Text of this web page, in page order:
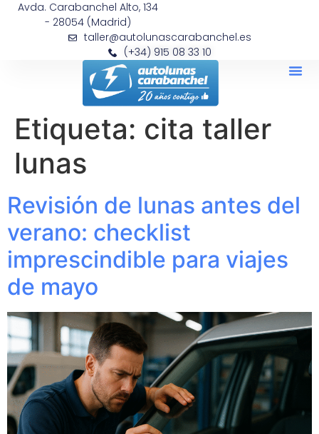
Avda. Carabanchel Alto, 134
- 28054 (Madrid)
taller@autolunascarabanchel.es
(+34) 915 08 33 10
Etiqueta: cita taller
lunas
Revisión de lunas antes del
verano: checklist
imprescindible para viajes
de mayo